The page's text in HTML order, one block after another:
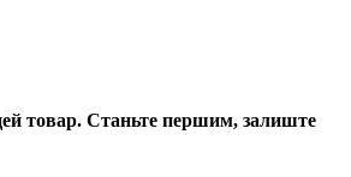
товар. Станьте першим, залиште